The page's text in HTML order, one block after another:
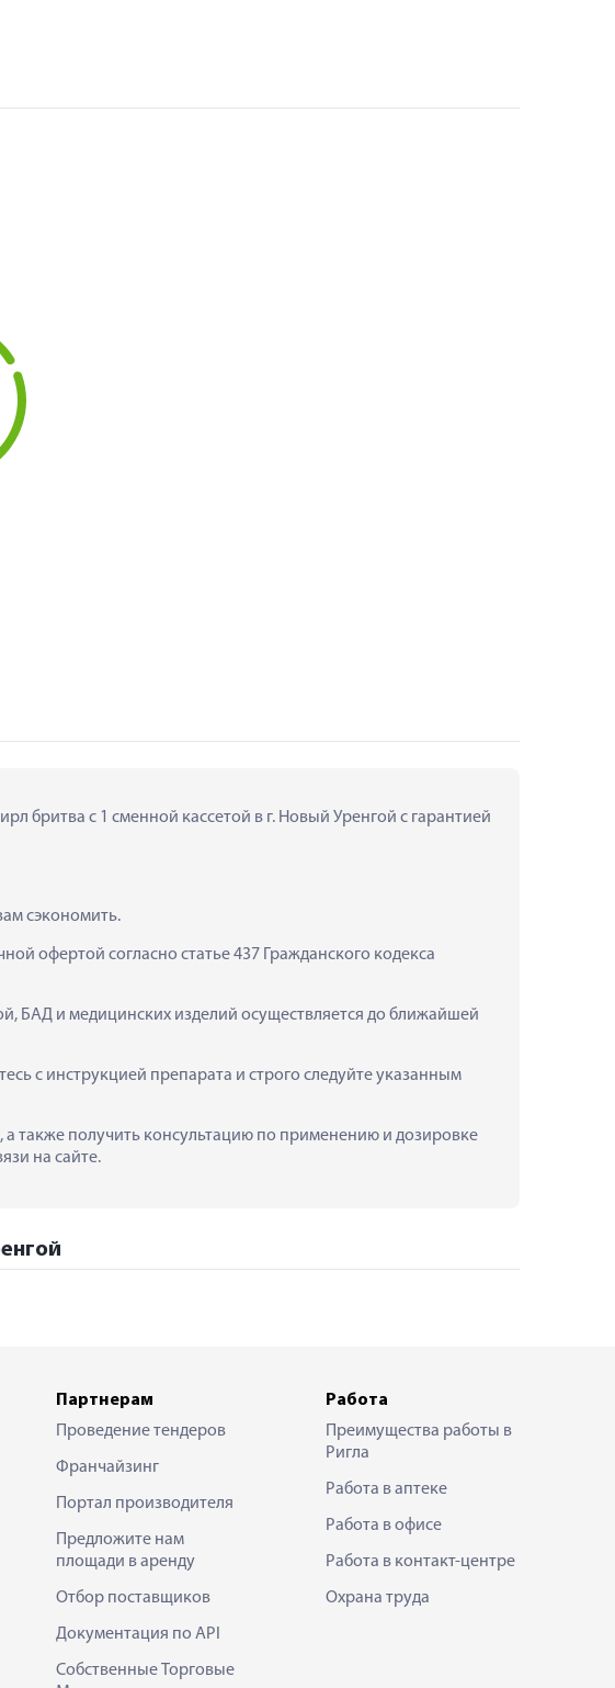
бритва с 1 сменной кассетой в г. Новый Уренгой с гарантией
сэкономить.
офертой согласно статье 437 Гражданского кодекса
БАД и медицинских изделий осуществляется до ближайшей
с инструкцией препарата и строго следуйте указанным
а также получить консультацию по применению и дозировке
на сайте.
Партнерам
Проведение тендеров
Франчайзинг
Портал производителя
Предложите нам
площади в аренду
Отбор поставщиков
Документация по API
Собственные Торговые
Работа
Преимущества работы в
Ригла
Работа в аптеке
Работа в офисе
Работа в контакт-центре
Охрана труда